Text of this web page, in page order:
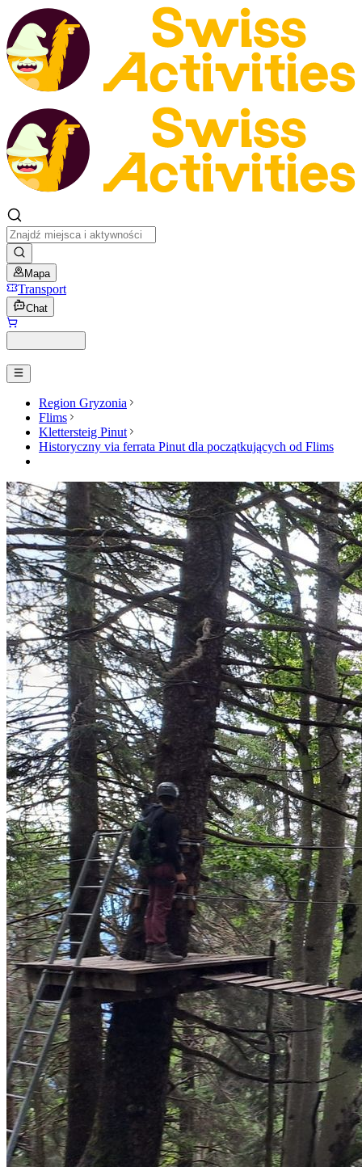
Mapa
Transport
Chat
Region Gryzonia
Flims
Klettersteig Pinut
Historyczny via ferrata Pinut dla początkujących od Flims